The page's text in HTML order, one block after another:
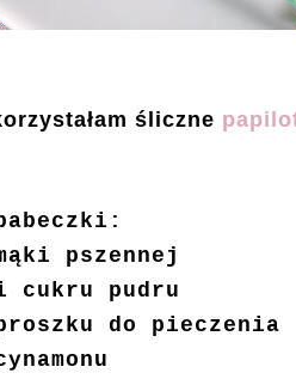
śliczne
pszennej
cukru pudru
do pieczenia